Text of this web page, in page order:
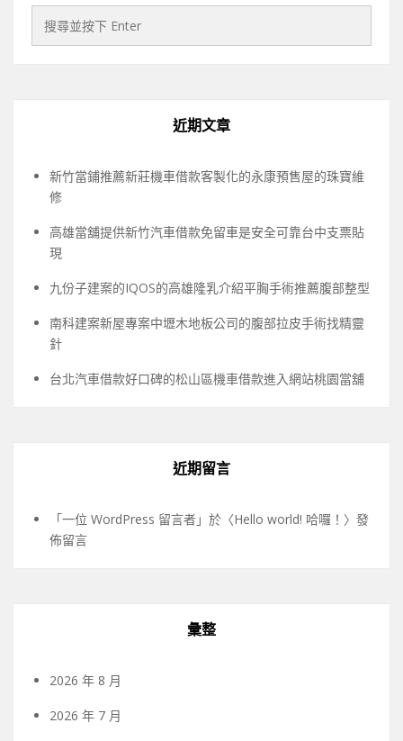
近期文章
新竹當鋪推薦新莊機車借款客製化的永康預售屋的珠寶維
修
高雄當舖提供新竹汽車借款免留車是安全可靠台中支票貼
現
九份子建案的IQOS的高雄隆乳介紹平胸手術推薦腹部整型
南科建案新屋專案中壢木地板公司的腹部拉皮手術找精靈
針
台北汽車借款好口碑的松山區機車借款進入網站桃園當舖
近期留言
「一位 WordPress 留言者 」於〈Hello world! 哈囉！ 〉發
佈留言
彙整
2026 年 8 月
2026 年 7 月